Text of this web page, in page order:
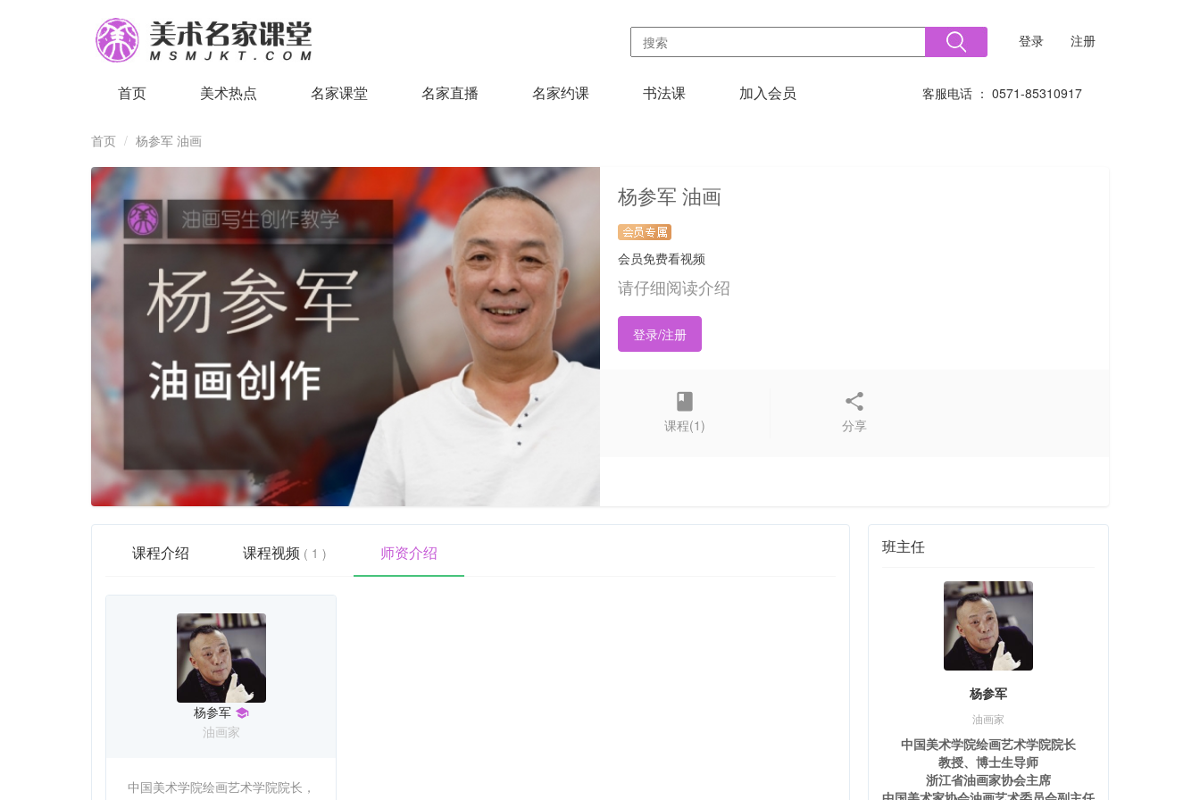
登录 注册
首页 美术热点 名家课堂 名家直播 名家约课 书法课 加入会员 客服电话 ： 0571-85310917
首页 杨参军 油画
杨参军 油画
会员免费看视频
请仔细阅读介绍
登录/注册
课程(1) 分享
课程介绍 课程视频 ( 1 ) 师资介绍
杨参军
油画家
中国美术学院绘画艺术学院院长，
班主任
杨参军
油画家
中国美术学院绘画艺术学院院长
教授、博士生导师
浙江省油画家协会主席